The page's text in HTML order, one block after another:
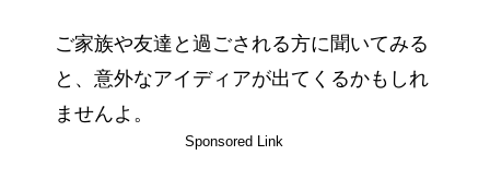
ご家族や友達と過ごされる方に聞いてみる
と、意外なアイディアが出てくるかもしれ
ませんよ。
Sponsored Link